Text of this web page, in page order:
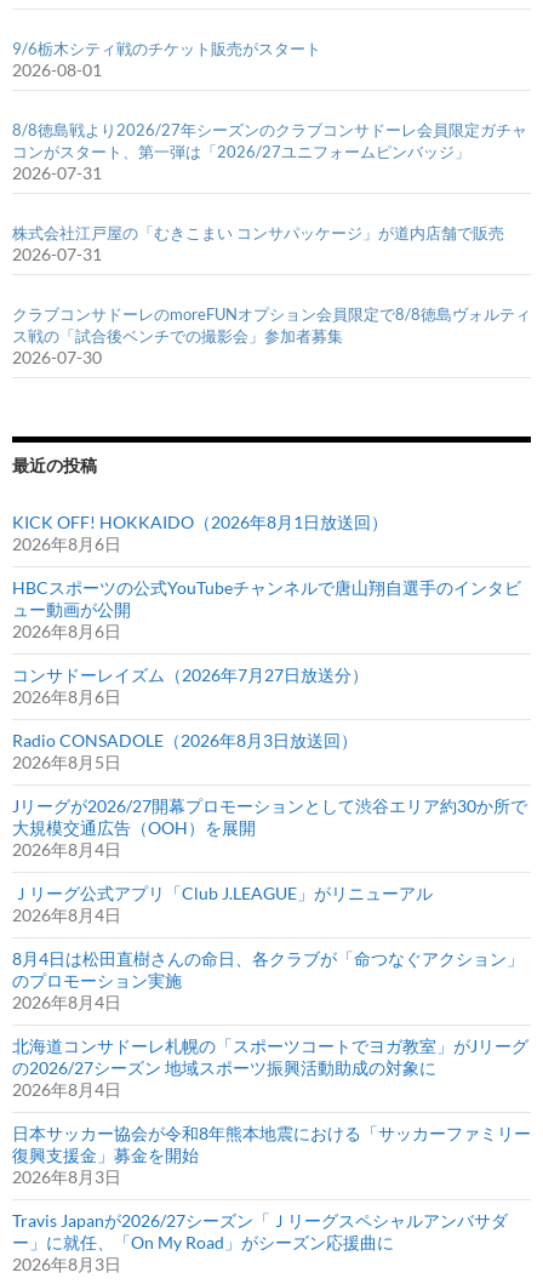
9/6栃木シティ戦のチケット販売がスタート
2026-08-01
8/8徳島戦より2026/27年シーズンのクラブコンサドーレ会員限定ガチャ
コンがスタート、第一弾は「2026/27ユニフォームピンバッジ」
2026-07-31
株式会社江戸屋の「むきこまい コンサパッケージ」が道内店舗で販売
2026-07-31
クラブコンサドーレのmoreFUNオプション会員限定で8/8徳島ヴォルティ
ス戦の「試合後ベンチでの撮影会」参加者募集
2026-07-30
最近の投稿
KICK OFF! HOKKAIDO（2026年8月1日放送回）
2026年8月6日
HBCスポーツの公式YouTubeチャンネルで唐山翔自選手のインタビ
ュー動画が公開
2026年8月6日
コンサドーレイズム（2026年7月27日放送分）
2026年8月6日
Radio CONSADOLE（2026年8月3日放送回）
2026年8月5日
Jリーグが2026/27開幕プロモーションとして渋谷エリア約30か所で
大規模交通広告（OOH）を展開
2026年8月4日
Ｊリーグ公式アプリ「Club J.LEAGUE」がリニューアル
2026年8月4日
8月4日は松田直樹さんの命日、各クラブが「命つなぐアクション」
のプロモーション実施
2026年8月4日
北海道コンサドーレ札幌の「スポーツコートでヨガ教室」がJリーグ
の2026/27シーズン 地域スポーツ振興活動助成の対象に
2026年8月4日
日本サッカー協会が令和8年熊本地震における「サッカーファミリー
復興支援金」募金を開始
2026年8月3日
Travis Japanが2026/27シーズン「Ｊリーグスペシャルアンバサダ
ー」に就任、「On My Road」がシーズン応援曲に
2026年8月3日